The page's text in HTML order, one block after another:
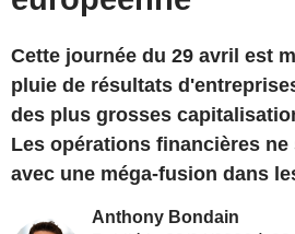
Cette journée du 29 avril est
pluie de résultats
des plus grosses
Les opérations financières
avec une méga-fusion dans
Anthony Bondain